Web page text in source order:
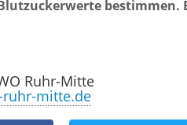
bestimmen.
Ruhr-Mitte
ruhr-mitte.de